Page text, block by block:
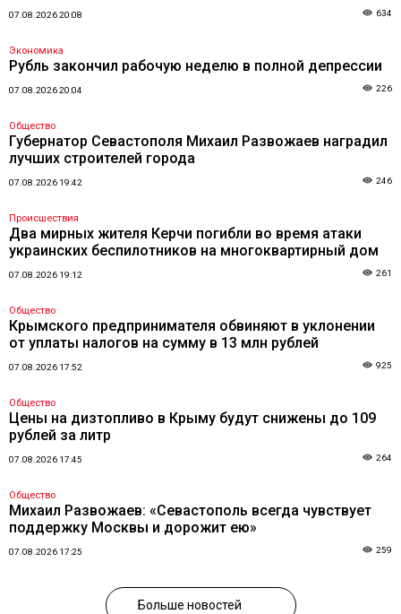
07.08.2026 20:08 634
Экономика
Рубль закончил рабочую неделю в полной депрессии
07.08.2026 20:04 226
Общество
Губернатор Севастополя Михаил Развожаев наградил
лучших строителей города
07.08.2026 19:42 246
Происшествия
Два мирных жителя Керчи погибли во время атаки
украинских беспилотников на многоквартирный дом
07.08.2026 19:12 261
Общество
Крымского предпринимателя обвиняют в уклонении
от уплаты налогов на сумму в 13 млн рублей
07.08.2026 17:52 925
Общество
Цены на дизтопливо в Крыму будут снижены до 109
рублей за литр
07.08.2026 17:45 264
Общество
Михаил Развожаев: «Севастополь всегда чувствует
поддержку Москвы и дорожит ею»
07.08.2026 17:25 259
Больше новостей